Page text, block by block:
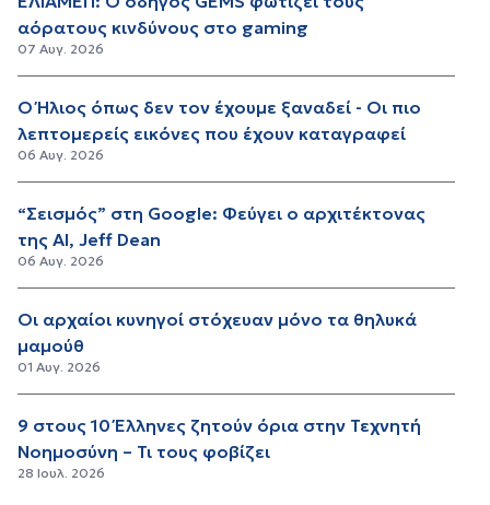
αόρατους κινδύνους στο gaming
07 Αυγ. 2026
Ο Ήλιος όπως δεν τον έχουμε ξαναδεί - Οι πιο
λεπτομερείς εικόνες που έχουν καταγραφεί
06 Αυγ. 2026
“Σεισμός” στη Google: Φεύγει ο αρχιτέκτονας
της AI, Jeff Dean
06 Αυγ. 2026
Οι αρχαίοι κυνηγοί στόχευαν μόνο τα θηλυκά
μαμούθ
01 Αυγ. 2026
9 στους 10 Έλληνες ζητούν όρια στην Τεχνητή
Νοημοσύνη – Τι τους φοβίζει
28 Ιουλ. 2026